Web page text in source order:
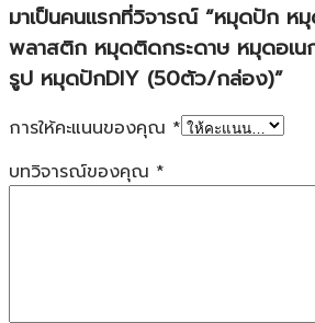
มาเป็นคนแรกที่วิจารณ์ “หมุดปัก
พลาสติก หมุดติดกระดาษ หมุดอเ
รูป หมุดปักDIY (50ตัว/กล่อง)”
การให้คะแนนของคุณ *
บทวิจารณ์ของคุณ *